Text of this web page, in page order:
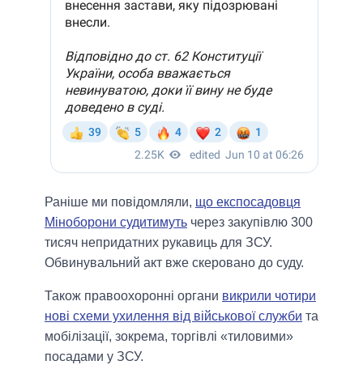
Раніше ми повідомляли, що експосадовця
Міноборони судитимуть через закупівлю 300
тисяч непридатних рукавиць для ЗСУ.
Обвинувальний акт вже скеровано до суду.
Також правоохоронні органи викрили чотири
нові схеми ухилення від військової служби та
мобілізації, зокрема, торгівлі «тиловими»
посадами у ЗСУ.